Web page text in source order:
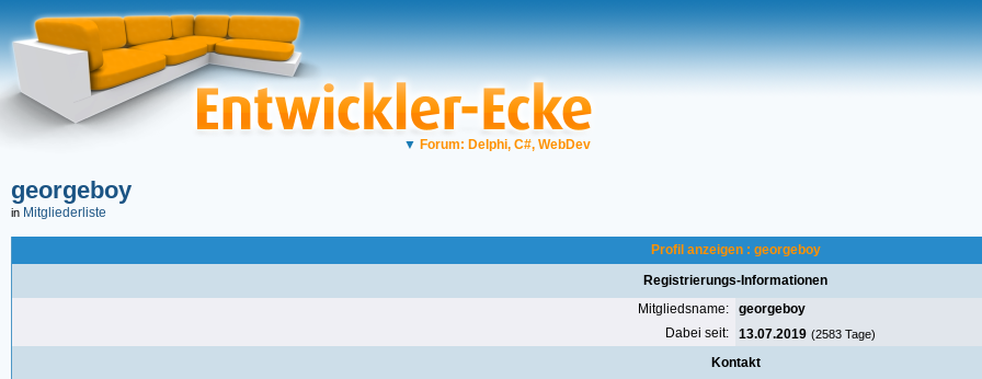
▼ Forum: Delphi, C#, WebDev
georgeboy
in Mitgliederliste
Profil anzeigen : georgeboy
Registrierungs-Informationen
Mitgliedsname:
georgeboy
Dabei seit:
13.07.2019 (2583 Tage)
Kontakt